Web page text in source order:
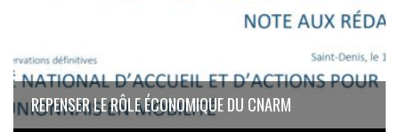
REPENSER LE RÔLE ÉCONOMIQUE DU CNARM